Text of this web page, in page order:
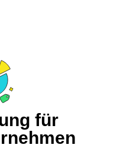
für